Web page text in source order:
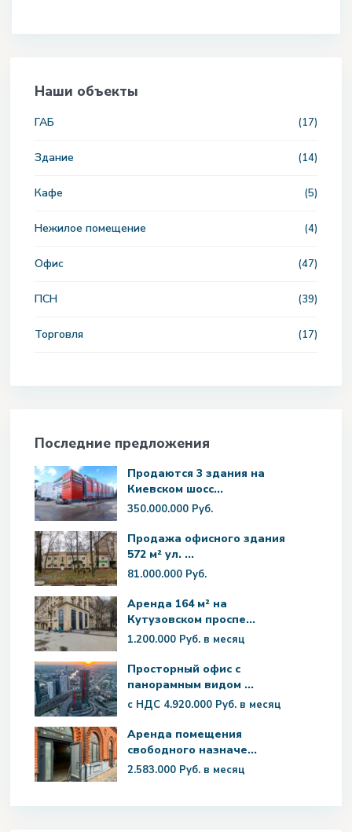
Наши объекты
ГАБ (17)
Здание (14)
Кафе (5)
Нежилое помещение (4)
Офис (47)
ПСН (39)
Торговля (17)
Последние предложения
Продаются 3 здания на
Киевском шосс...
350.000.000 Руб.
Продажа офисного здания
572 м² ул. ...
81.000.000 Руб.
Аренда 164 м² на
Кутузовском проспе...
1.200.000 Руб. в месяц
Просторный офис с
панорамным видом ...
с НДС 4.920.000 Руб. в месяц
Аренда помещения
свободного назначе...
2.583.000 Руб. в месяц